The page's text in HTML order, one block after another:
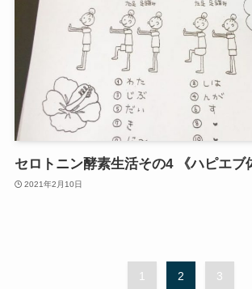
セロトニン酵素生活その4 《ハピエブ
2021年2月10日
1 2 3